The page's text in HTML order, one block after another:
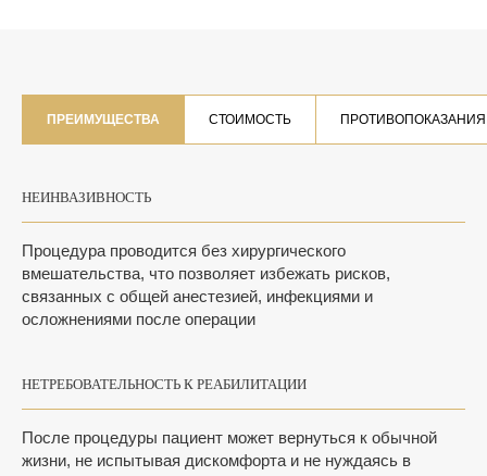
ПРЕИМУЩЕСТВА СТОИМОСТЬ ПРОТИВОПОКАЗАНИЯ
НЕИНВАЗИВНОСТЬ
Процедура проводится без хирургического
вмешательства, что позволяет избежать рисков,
связанных с общей анестезией, инфекциями и
осложнениями после операции
НЕТРЕБОВАТЕЛЬНОСТЬ К РЕАБИЛИТАЦИИ
После процедуры пациент может вернуться к обычной
жизни, не испытывая дискомфорта и не нуждаясь в